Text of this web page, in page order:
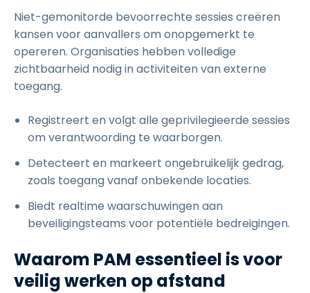
Niet-gemonitorde bevoorrechte sessies creëren
kansen voor aanvallers om onopgemerkt te
opereren. Organisaties hebben volledige
zichtbaarheid nodig in activiteiten van externe
toegang.
Registreert en volgt alle geprivilegieerde sessies
om verantwoording te waarborgen.
Detecteert en markeert ongebruikelijk gedrag,
zoals toegang vanaf onbekende locaties.
Biedt realtime waarschuwingen aan
beveiligingsteams voor potentiële bedreigingen.
Waarom PAM essentieel is voor
veilig werken op afstand